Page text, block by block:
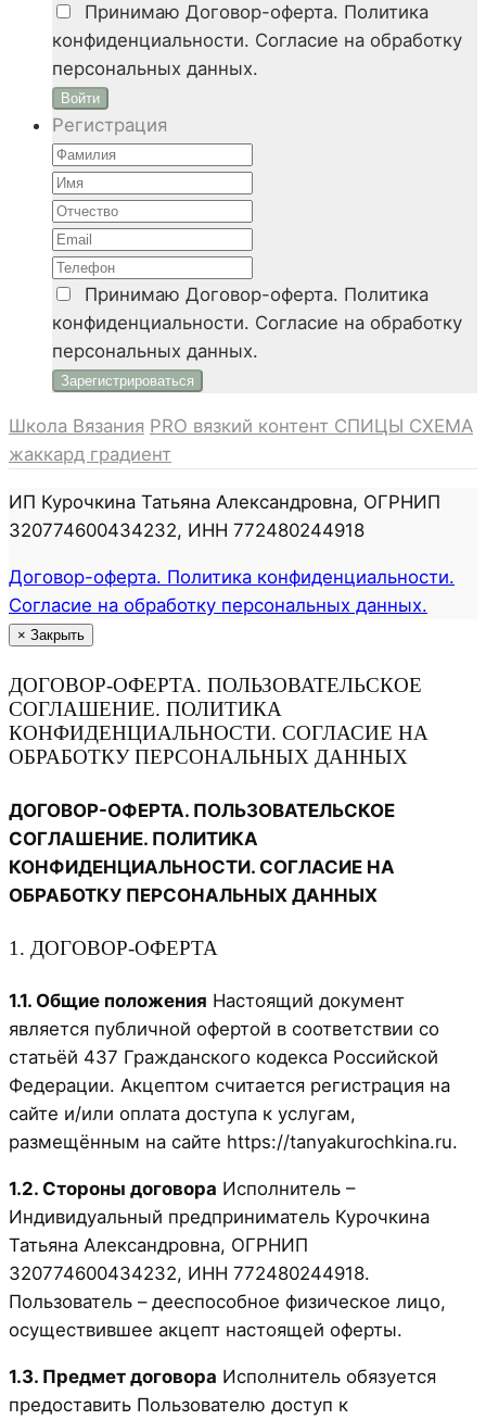
Принимаю Договор-оферта. Политика
конфиденциальности. Согласие на обработку
персональных данных.
Войти
Регистрация
Принимаю Договор-оферта. Политика
конфиденциальности. Согласие на обработку
персональных данных.
Школа Вязания PRO вязкий контент СПИЦЫ СХЕМА
жаккард градиент
ИП Курочкина Татьяна Александровна, ОГРНИП
320774600434232, ИНН 772480244918
Договор-оферта. Политика конфиденциальности.
Согласие на обработку персональных данных.
× Закрыть
ДОГОВОР-ОФЕРТА. ПОЛЬЗОВАТЕЛЬСКОЕ
СОГЛАШЕНИЕ. ПОЛИТИКА
КОНФИДЕНЦИАЛЬНОСТИ. СОГЛАСИЕ НА
ОБРАБОТКУ ПЕРСОНАЛЬНЫХ ДАННЫХ
ДОГОВОР-ОФЕРТА. ПОЛЬЗОВАТЕЛЬСКОЕ
СОГЛАШЕНИЕ. ПОЛИТИКА
КОНФИДЕНЦИАЛЬНОСТИ. СОГЛАСИЕ НА
ОБРАБОТКУ ПЕРСОНАЛЬНЫХ ДАННЫХ
1. ДОГОВОР-ОФЕРТА
1.1. Общие положения Настоящий документ
является публичной офертой в соответствии со
статьёй 437 Гражданского кодекса Российской
Федерации. Акцептом считается регистрация на
сайте и/или оплата доступа к услугам,
размещённым на сайте https://tanyakurochkina.ru.
1.2. Стороны договора Исполнитель –
Индивидуальный предприниматель Курочкина
Татьяна Александровна, ОГРНИП
320774600434232, ИНН 772480244918.
Пользователь – дееспособное физическое лицо,
осуществившее акцепт настоящей оферты.
1.3. Предмет договора Исполнитель обязуется
предоставить Пользователю доступ к